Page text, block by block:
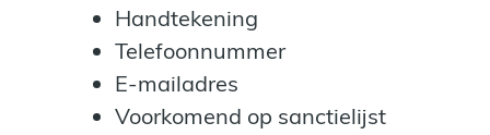
Handtekening
Telefoonnummer
E-mailadres
Voorkomend op sanctielijst